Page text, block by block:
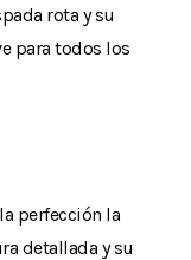
rota y su
para todos los
perfección la
detallada y su